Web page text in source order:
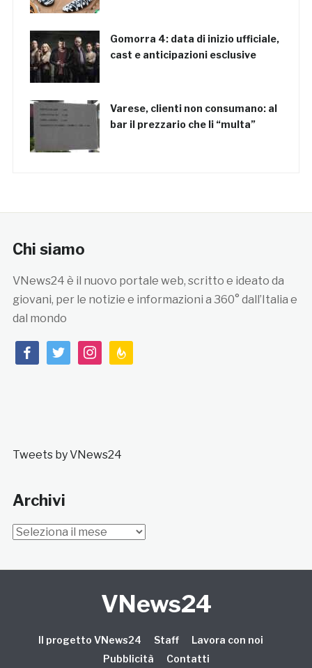
Gomorra 4: data di inizio ufficiale,
cast e anticipazioni esclusive
Varese, clienti non consumano: al
bar il prezzario che li “multa”
Chi siamo
VNews24 è il nuovo portale web, scritto e ideato da
giovani, per le notizie e informazioni a 360° dall’Italia e
dal mondo
facebooktwitterinstagramfeedburner
Tweets by VNews24
Archivi
Archivi
VNews24
Il progetto VNews24 Staff
Lavora con noi
Pubblicità
Contatti